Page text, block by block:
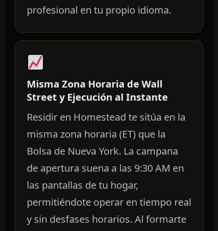
profesional en tu propio idioma.
Misma Zona Horaria de Wall
Street y Ejecución al Instante
Residir en Homestead te sitúa en la
misma zona horaria (ET) que la
Bolsa de Nueva York. La campana
de apertura suena a las 9:30 AM en
las pantallas de tu hogar,
permitiéndote operar en tiempo real
y sin desfases horarios. Al formarte